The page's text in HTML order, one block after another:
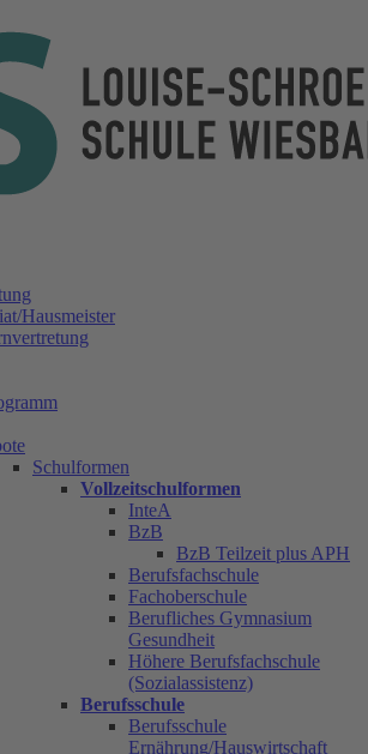
Hausmeister
Schulformen
Vollzeitschulformen
InteA
BzB
BzB Teilzeit plus APH
Berufsfachschule
Fachoberschule
Berufliches Gymnasium
Gesundheit
Höhere Berufsfachschule
(Sozialassistenz)
Berufsschule
Berufsschule
Ernährung/Hauswirtschaft